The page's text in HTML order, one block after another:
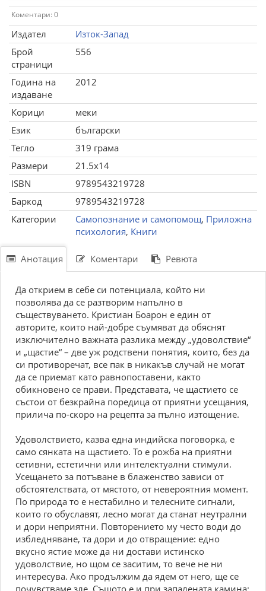
Коментари: 0
Издател
Изток-Запад
Брой
страници
556
Година на
издаване
2012
Корици
меки
Език
български
Тегло
319 грама
Размери
21.5x14
ISBN
9789543219728
Баркод
9789543219728
Категории
Самопознание и самопомощ, Приложна
психология, Книги
Анотация Коментари Ревюта
Да открием в себе си потенциала, който ни
позволява да се разтворим напълно в
съществуването. Кристиан Боарон е един от
авторите, които най-добре съумяват да обяснят
изключително важната разлика между „удоволствие“
и „щастие“ – две уж родствени понятия, които, без да
си противоречат, все пак в никакъв случай не могат
да се приемат като равнопоставени, както
обикновено се прави. Представата, че щастието се
състои от безкрайна поредица от приятни усещания,
прилича по-скоро на рецепта за пълно изтощение.
Удоволствието, казва една индийска поговорка, е
само сянката на щастието. То е рожба на приятни
сетивни, естетични или интелектуални стимули.
Усещането за потъване в блаженство зависи от
обстоятелствата, от мястото, от невероятния момент.
По природа то е нестабилно и телесните сигнали,
които го обуславят, лесно могат да станат неутрални
и дори неприятни. Повторението му често води до
избледняване, та дори и до отвращение: едно
вкусно ястие може да ни достави истинско
удоволствие, но щом се заситим, то вече не ни
интересува. Ако продължим да ядем от него, ще се
почувстваме зле. Същото е и при запалената камина: